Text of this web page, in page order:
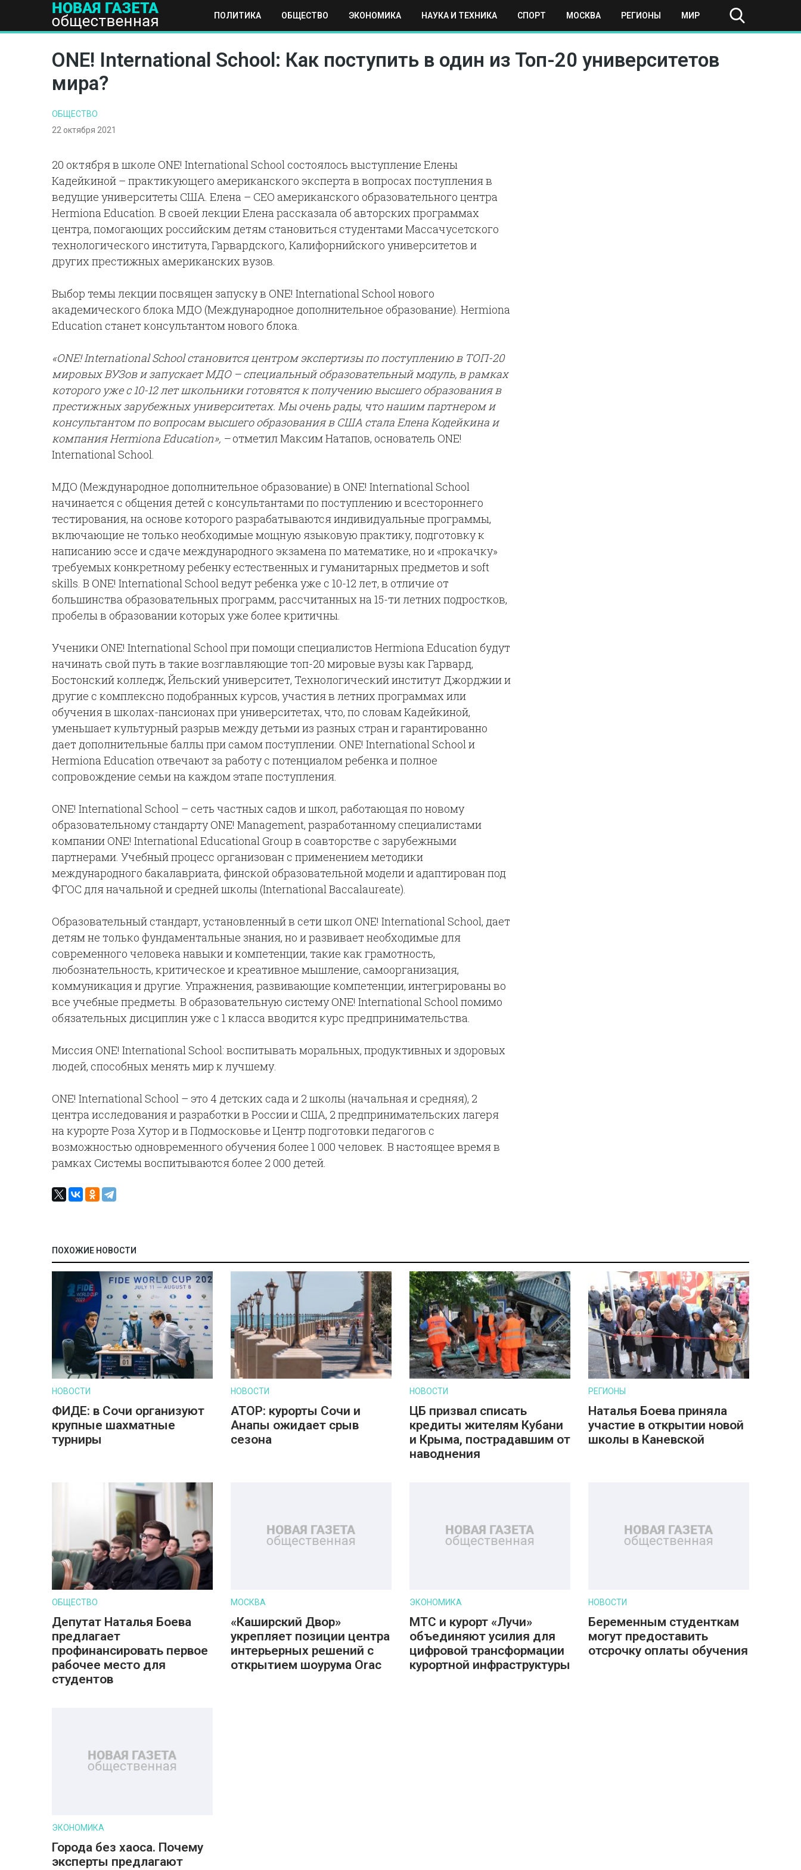
ПОЛИТИКА ОБЩЕСТВО ЭКОНОМИКА НАУКА И ТЕХНИКА СПОРТ МОСКВА РЕГИОНЫ МИР
ПОЛИТИКА ОБЩЕСТВО ЭКОНОМИКА НАУКА И ТЕХНИКА СПОРТ МОСКВА РЕГИОНЫ МИР
ONE! International School: Как поступить в один из Топ-20 университетов
мира?
ОБЩЕСТВО
22 октября 2021
20 октября в школе ONE! International School состоялось выступление Елены
Кадейкиной – практикующего американского эксперта в вопросах поступления в
ведущие университеты США. Елена – CEO американского образовательного центра
Hermiona Education. В своей лекции Елена рассказала об авторских программах
центра, помогающих российским детям становиться студентами Массачусетского
технологического института, Гарвардского, Калифорнийского университетов и
других престижных американских вузов.
Выбор темы лекции посвящен запуску в ONE! International School нового
академического блока МДО (Международное дополнительное образование). Hermiona
Education станет консультантом нового блока.
«ONE!International Schoolстановится центром экспертизы по поступлению в ТОП-20
мировых ВУЗов и запускает МДО – специальный образовательный модуль, в рамках
которого уже с 10-12 лет школьники готовятся к получению высшего образования в
престижных зарубежных университетах. Мы очень рады, что нашим партнером и
консультантом по вопросам высшего образования в США стала Елена Кодейкина и
компанияHermionaEducation», –отметил Максим Натапов, основатель ONE!
International School.
МДО (Международное дополнительное образование) в ONE! International School
начинается с общения детей с консультантами по поступлению и всестороннего
тестирования, на основе которого разрабатываются индивидуальные программы,
включающие не только необходимые мощную языковую практику, подготовку к
написанию эссе и сдаче международного экзамена по математике, но и «прокачку»
требуемых конкретному ребенку естественных и гуманитарных предметов и soft
skills. В ONE! International School ведут ребенка уже с 10-12 лет, в отличие от
большинства образовательных программ, рассчитанных на 15-ти летних подростков,
пробелы в образовании которых уже более критичны.
Ученики ONE! International School при помощи специалистов Hermiona Education будут
начинать свой путь в такие возглавляющие топ-20 мировые вузы как Гарвард,
Бостонский колледж, Йельский университет, Технологический институт Джорджии и
другие с комплексно подобранных курсов, участия в летних программах или
обучения в школах-пансионах при университетах, что, по словам Кадейкиной,
уменьшает культурный разрыв между детьми из разных стран и гарантированно
дает дополнительные баллы при самом поступлении. ONE! International School и
Hermiona Education отвечают за работу с потенциалом ребенка и полное
сопровождение семьи на каждом этапе поступления.
ONE! International School – сеть частных садов и школ, работающая по новому
образовательному стандарту ONE! Management, разработанному специалистами
компании ONE! International Educational Group в соавторстве с зарубежными
партнерами. Учебный процесс организован с применением методики
международного бакалавриата, финской образовательной модели и адаптирован под
ФГОС для начальной и средней школы (International Baccalaureate).
Образовательный стандарт, установленный в сети школ ONE! International School, дает
детям не только фундаментальные знания, но и развивает необходимые для
современного человека навыки и компетенции, такие как грамотность,
любознательность, критическое и креативное мышление, самоорганизация,
коммуникация и другие. Упражнения, развивающие компетенции, интегрированы во
все учебные предметы. В образовательную систему ONE! International School помимо
обязательных дисциплин уже с 1 класса вводится курс предпринимательства.
Миссия ONE! International School: воспитывать моральных, продуктивных и здоровых
людей, способных менять мир к лучшему.
ONE! International School – это 4 детских сада и 2 школы (начальная и средняя), 2
центра исследования и разработки в России и США, 2 предпринимательских лагеря
на курорте Роза Хутор и в Подмосковье и Центр подготовки педагогов с
возможностью одновременного обучения более 1 000 человек. В настоящее время в
рамках Системы воспитываются более 2 000 детей.
ПОХОЖИЕ НОВОСТИ
НОВОСТИ
ФИДЕ: в Сочи организуют
крупные шахматные
турниры
НОВОСТИ
АТОР: курорты Сочи и
Анапы ожидает срыв
сезона
НОВОСТИ
ЦБ призвал списать
кредиты жителям Кубани
и Крыма, пострадавшим от
наводнения
РЕГИОНЫ
Наталья Боева приняла
участие в открытии новой
школы в Каневской
ОБЩЕСТВО
Депутат Наталья Боева
предлагает
профинансировать первое
рабочее место для
студентов
МОСКВА
«Каширский Двор»
укрепляет позиции центра
интерьерных решений с
открытием шоурума Orac
ЭКОНОМИКА
МТС и курорт «Лучи»
объединяют усилия для
цифровой трансформации
курортной инфраструктуры
НОВОСТИ
Беременным студенткам
могут предоставить
отсрочку оплаты обучения
ЭКОНОМИКА
Города без хаоса. Почему
эксперты предлагают